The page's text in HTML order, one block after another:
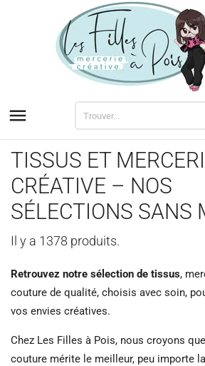

TISSUS ET
CRÉATIVE – NOS
SÉLECTIONS SANS
Il y a 1378 produits.
Retrouvez notre sélection de tissus,
couture de qualité, choisis avec soin,
vos envies créatives.
Chez Les Filles à Pois, nous croyons
couture mérite le meilleur, peu importe